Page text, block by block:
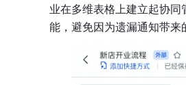
业在多维表格上建立起协
能，避免因为遗漏通知带来